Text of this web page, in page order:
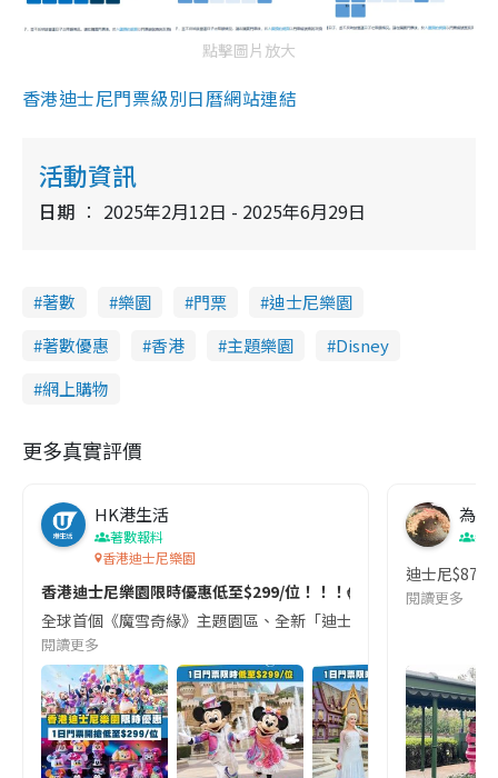
點擊圖片放大
香港迪士尼門票級別日曆網站連結
活動資訊
日期 2025年2月12日 - 2025年6月29日
著數 樂園 門票
迪士尼樂園
著數優惠
香港 主題樂園
Disney
網上購物
更多真實評價
HK港生活
著數報料
香港迪士尼樂園
香港迪士尼樂園限時優惠低至$299/位！！！😱😱😱
全球首個《魔雪奇緣》主題園區、全新「迪士尼好友巡遊派對」
閱讀更多
為食
親
迪士尼$879
閱讀更多